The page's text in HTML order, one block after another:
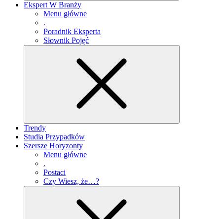
Ekspert W Branży
Menu główne
.
Poradnik Eksperta
Słownik Pojęć
Trendy
Studia Przypadków
Szersze Horyzonty
Menu główne
.
Postaci
Czy Wiesz, że…?